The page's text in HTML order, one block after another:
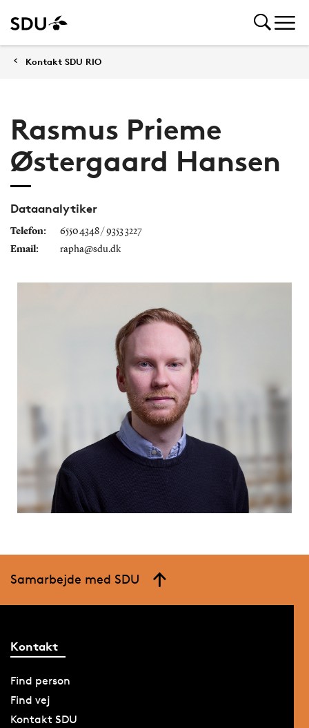
Kontakt SDU RIO
Rasmus Prieme
Østergaard Hansen
Dataanalytiker
Telefon:
6550 4348 / 9353 3227
Email:
rapha@sdu.dk
Samarbejde med SDU
Kontakt
Find person
Find vej
Kontakt SDU